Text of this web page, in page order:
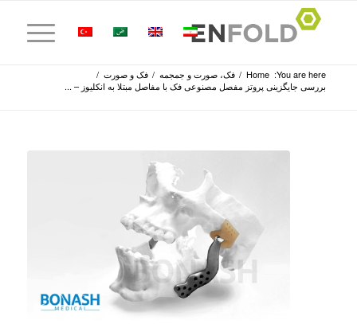
You are here:
Home
/ فک، صورت و جمجمه / فک و صورت /
بررسی جایگزینی پروتز مفصل مصنوعی فک با مفاصل مبتلا به انکلیوز – ...